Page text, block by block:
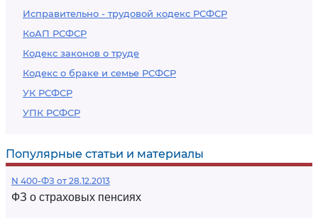
Исправительно - трудовой кодекс РСФСР
КоАП РСФСР
Кодекс законов о труде
Кодекс о браке и семье РСФСР
УК РСФСР
УПК РСФСР
Популярные статьи и материалы
N 400-ФЗ от 28.12.2013
ФЗ о страховых пенсиях